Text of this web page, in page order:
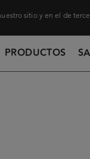
sitio y en el de
PRODUCTOS